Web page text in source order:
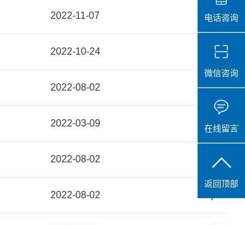
2022-11-07
2022-10-24
2022-08-02
2022-03-09
2022-08-02
2022-08-02
电话咨询
微信咨询
在线留言
返回顶部